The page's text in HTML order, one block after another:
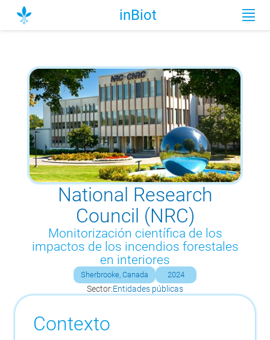
inBiot
National Research
Council (NRC)
Monitorización científica de los
impactos de los incendios forestales
en interiores
Sherbrooke, Canada 2024
Sector:Entidades públicas
Contexto